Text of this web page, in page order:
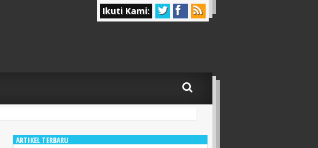
Ikuti Kami:
ARTIKEL TERBARU